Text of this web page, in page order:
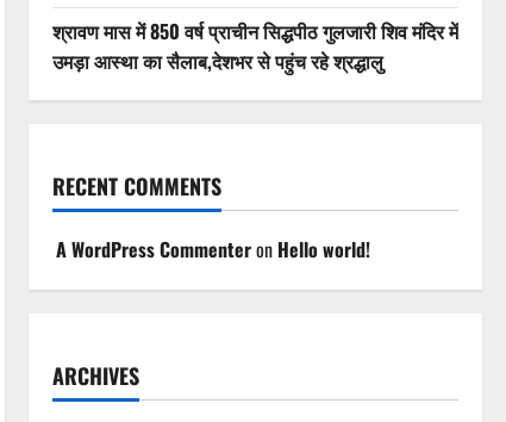
श्रावण मास में 850 वर्ष प्राचीन सिद्धपीठ गुलजारी शिव मंदिर में
उमड़ा आस्था का सैलाब,देशभर से पहुंच रहे श्रद्धालु
RECENT COMMENTS
A WordPress Commenteron Hello world!
ARCHIVES